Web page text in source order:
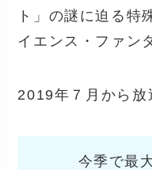
ト」の謎に迫る特
イエンス・ファン
2019年７月から放
今季で最